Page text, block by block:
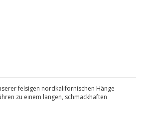
felsigen nordkalifornischen Hänge
zu einem langen, schmackhaften